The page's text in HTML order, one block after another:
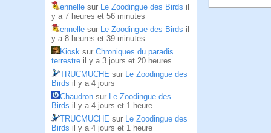
ennelle sur Le Zoodingue des Birds il
y a 7 heures et 56 minutes
ennelle sur Le Zoodingue des Birds il
y a 8 heures et 39 minutes
Kiosk sur Chroniques du paradis
terrestre il y a 3 jours et 20 heures
TRUCMUCHE sur Le Zoodingue des
Birds il y a 4 jours
Chaudron sur Le Zoodingue des
Birds il y a 4 jours et 1 heure
TRUCMUCHE sur Le Zoodingue des
Birds il y a 4 jours et 1 heure